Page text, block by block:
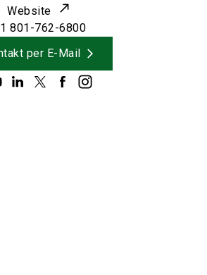
Website
801-762-6800
per E-Mail